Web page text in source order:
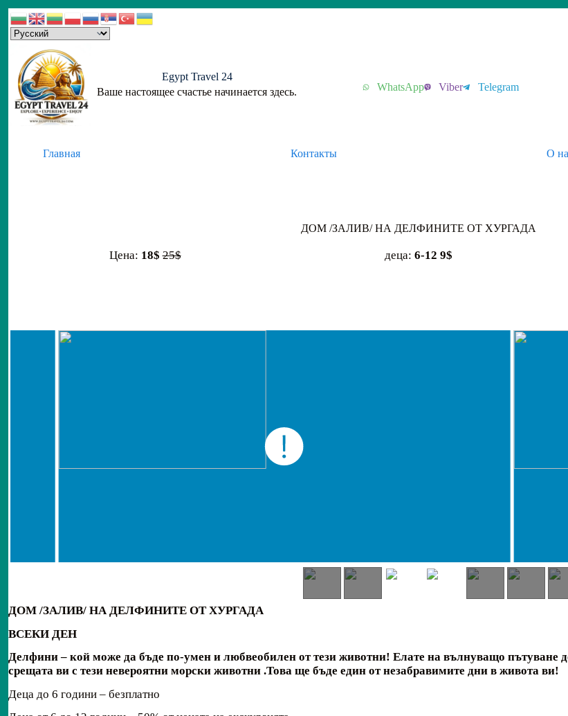
Skip
to
content
Egypt Travel 24
Ваше настоящее счастье начинается здесь.
WhatsApp Viber Telegram
Главная Контакты О
ДОМ /ЗАЛИВ/ НА ДЕЛФИНИТЕ ОТ ХУРГАДА
Цена: 18$ 25$ деца: 6-12 9$
ДОМ /ЗАЛИВ/ НА ДЕЛФИНИТЕ ОТ ХУРГАДА
ВСЕКИ ДЕН
Делфини – кой може да бъде по-умен и любвеобилен от тези животни! Елате на вълнуващо пътуване
срещата ви с тези невероятни морски животни .Това ще бъде един от незабравимите дни в живота ви!
Деца до 6 години – безплатно